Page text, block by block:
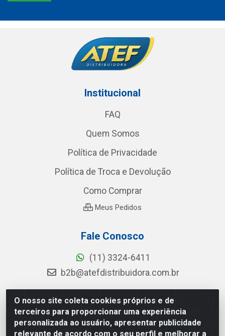
O nosso site coleta cookies próprios e de
terceiros para proporcionar uma experiência
personalizada ao usuário, apresentar publicidade
relevante de acordo com o seu perfil e melhorar a
Institucional
FAQ
Quem Somos
Política de Privacidade
Política de Troca e Devolução
Como Comprar
Meus Pedidos
Fale Conosco
(11) 3324-6411
b2b@atefdistribuidora.com.br
Redes Sociais
Instagram